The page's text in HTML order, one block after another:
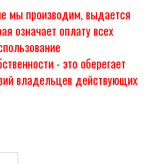
мы производим, выдается
означает оплату всех
- это оберегает
владельцев действующих